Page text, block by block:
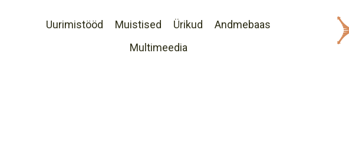
Uurimistööd Muistised Ürikud
Andmebaas
Multimeedia